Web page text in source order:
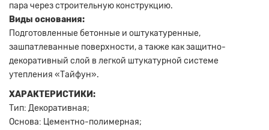
пара через строительную конструкцию.
Виды основания:
Подготовленные бетонные и оштукатуренные,
зашпатлеванные поверхности, а также как защитно-
декоративный слой в легкой штукатурной системе
утепления «Тайфун».
ХАРАКТЕРИСТИКИ:
Тип: Декоративная;
Основа: Цементно-полимерная;